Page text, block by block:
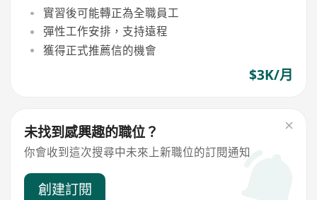
實習後可能轉正為全職員工
彈性工作安排，支持遠程
獲得正式推薦信的機會
$3K/月
未找到感興趣的職位？
你會收到這次搜尋中未來上新職位的訂閱通知
創建訂閱